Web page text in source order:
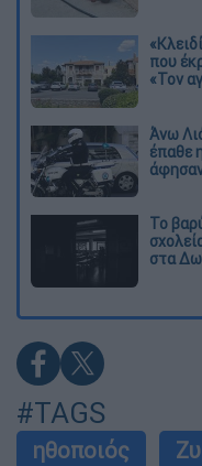
που
«Τον
Άνω
έπαθε
Το
στα
#TAGS
ηθοποιός